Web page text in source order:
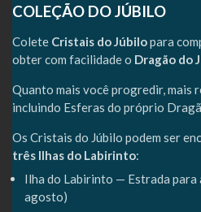
COLEÇÃO DO JÚBILO
Colete Cristais do Júbilopara
obter com facilidade o Dragão do
Quanto mais você progredir, mais
incluindo Esferas do próprio
Os Cristais do Júbilo podem ser
três Ilhas do Labirinto:
Ilha do Labirinto — Estrada para
agosto)